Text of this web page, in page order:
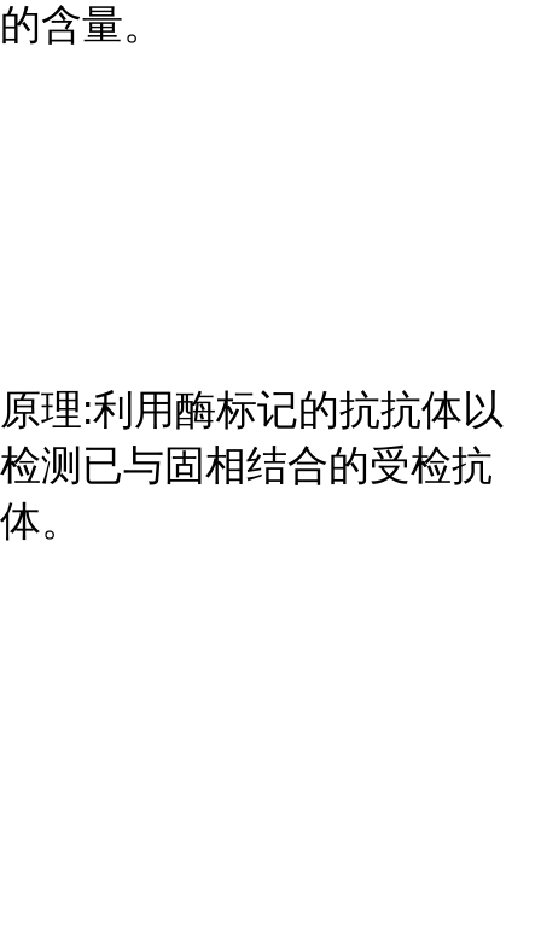
的含量。
原理:利用酶标记的抗抗体以
检测已与固相结合的受检抗
体。